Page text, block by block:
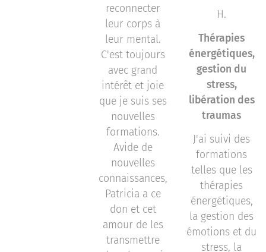
reconnecter
leur corps à
leur mental.
C'est toujours
avec grand
intérêt et joie
que je suis ses
nouvelles
formations.
Avide de
nouvelles
connaissances,
Patricia a ce
don et cet
amour de les
transmettre
H.
Thérapies
énergétiques,
gestion du
stress,
libération des
traumas
J'ai suivi des
formations
telles que les
thérapies
énergétiques,
la gestion des
émotions et du
stress, la